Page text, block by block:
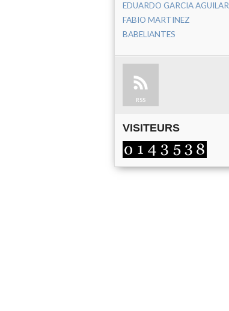
EDUARDO GARCIA AGUILAR
FABIO MARTINEZ
BABELIANTES
RSS
VISITEURS